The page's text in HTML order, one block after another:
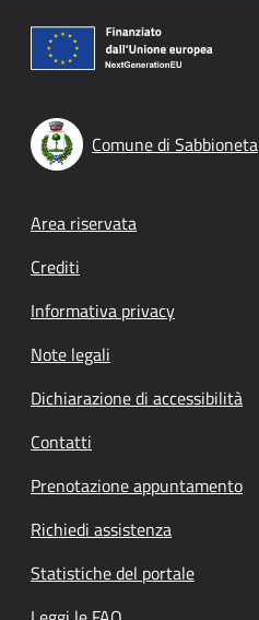
Comune di Sabbioneta
Footer menu
Area riservata
Crediti
Informativa privacy
Note legali
Dichiarazione di accessibilità
Contatti
Prenotazione appuntamento
Richiedi assistenza
Statistiche del portale